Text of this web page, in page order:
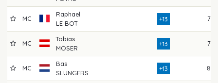
MC
Raphael
LE BOT
+13 79
MC
Tobias
MÖSER
+13 78
MC
Bas
SLUNGERS
+13 80